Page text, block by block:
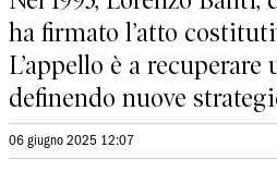
ha firmato l’atto
L’appello è a recuperare
definendo nuove
06 giugno 2025 12:07